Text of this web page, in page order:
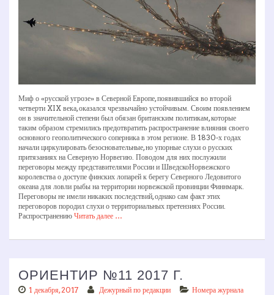
Миф о «русской угрозе» в Северной Европе, появившийся во второй
четверти XIX века, оказался чрезвычайно устойчивым. Своим появлением
он в значительной степени был обязан британским политикам, которые
таким образом стремились предотвратить распространение влияния своего
основного геополитического соперника в этом регионе. В 1830­-х годах
начали циркулировать безосновательные, но упорные слухи о русских
притязаниях на Северную Норвегию. Поводом для них послужили
переговоры между представителями России и Шведско­Норвежского
королевства о доступе финских лопарей к берегу Северного Ледовитого
океана для ловли рыбы на территории норвежской провинции Финнмарк.
Переговоры не имели никаких последствий, однако сам факт этих
переговоров породил слухи о территориальных претензиях России.
Распространению Читать далее …
ОРИЕНТИР №11 2017 Г.
1 декабря, 2017 Дежурный по редакции Номера журнала